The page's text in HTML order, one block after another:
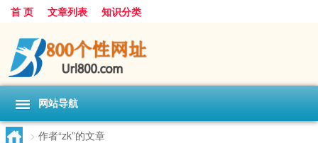
首 页 文章列表 知识分类
网站导航
> 作者“zk”的文章